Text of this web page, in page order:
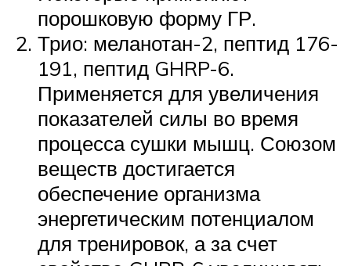
порошковую форму ГР.
Трио: меланотан-2, пептид 176-
191, пептид GHRP-6.
Применяется для увеличения
показателей силы во время
процесса сушки мышц. Союзом
веществ достигается
обеспечение организма
энергетическим потенциалом
для тренировок, а за счет